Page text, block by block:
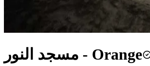
مسجد النور - Orange